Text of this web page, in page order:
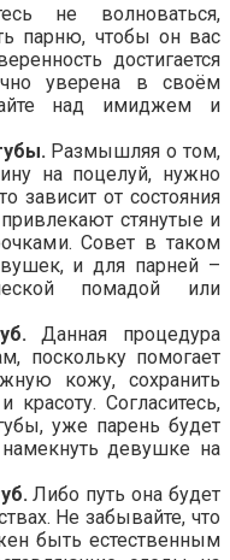
не волноваться,
парню, чтобы он вас
достигается
уверена в своём
над имиджем и
Размышляя о том,
на поцелуй, нужно
зависит от состояния
стянутые и
Совет в таком
и для парней –
помадой или
Данная процедура
поскольку помогает
кожу, сохранить
красоту. Согласитесь,
уже парень будет
девушке на
Либо путь она будет
Не забывайте, что
быть естественным